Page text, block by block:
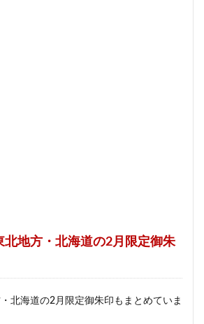
北地方・北海道の2月限定御朱
北海道の2月限定御朱印もまとめていま